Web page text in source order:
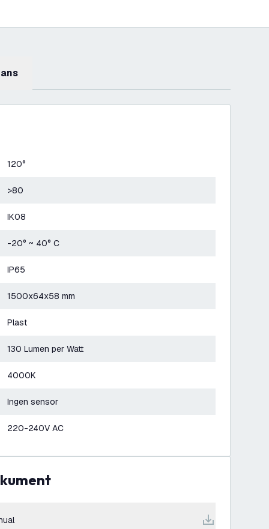
120°
>80
IK08
-20° ~ 40° C
IP65
1500x64x58 mm
Plast
130 Lumen per Watt
4000K
Ingen sensor
220-240V AC